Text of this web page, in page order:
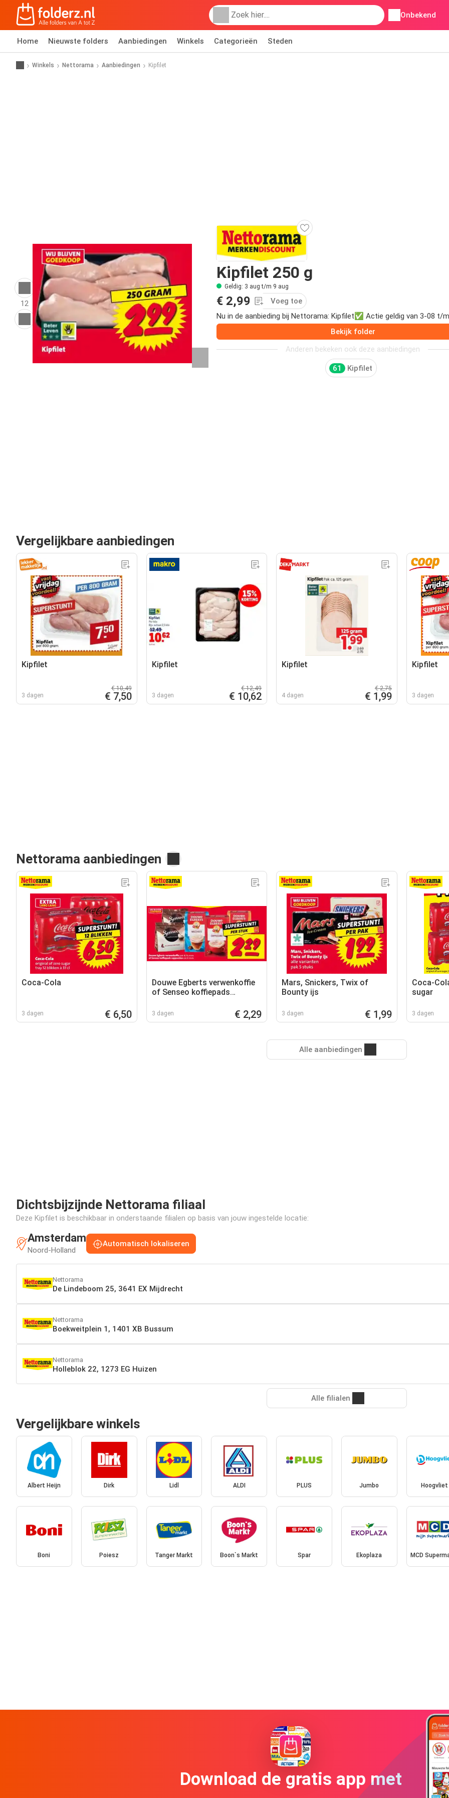
Onbekend
Home Nieuwste folders Aanbiedingen Winkels Categorieën Steden
Winkels Nettorama Aanbiedingen Kipfilet
12
Kipfilet 250 g
Geldig: 3 aug t/m 9 aug
€ 2,99
Voeg toe
Nu in de aanbieding bij Nettorama: Kipfilet✅ Actie geldig van 3-08 t/
Bekijk folder
Anderen bekeken ook deze aanbiedingen
61 Kipfilet
Vergelijkbare aanbiedingen
Kipfilet
3 dagen
€ 10,49
€ 7,50
Kipfilet
3 dagen
€ 12,49
€ 10,62
Kipfilet
4 dagen
€ 2,75
€ 1,99
Kipfilet
3 dagen
Nettorama aanbiedingen
Coca-Cola
3 dagen € 6,50
Douwe Egberts verwenkoffie
of Senseo koffiepads
3 dagen € 2,29
Mars, Snickers, Twix of
Bounty ijs
3 dagen € 1,99
Coca-
sugar
3 dagen
Alle aanbiedingen
Dichtsbijzijnde Nettorama filiaal
Deze Kipfilet is beschikbaar in onderstaande filialen op basis van jouw ingestelde locatie:
Amsterdam
Noord-Holland
Automatisch lokaliseren
Nettorama
De Lindeboom 25, 3641 EX Mijdrecht
Nettorama
Boekweitplein 1, 1401 XB Bussum
Nettorama
Holleblok 22, 1273 EG Huizen
Alle filialen
Vergelijkbare winkels
Albert Heijn Dirk Lidl ALDI PLUS Jumbo Hoogvliet
Boni Poiesz Tanger Markt Boon`s Markt Spar Ekoplaza MCD
Download de gratis app met